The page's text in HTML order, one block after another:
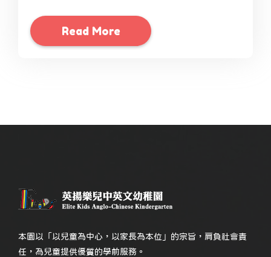
Read More
本園以「以兒童為中心，以家長為本位」的宗旨，肩負社會責
任，為兒童提供優質的學前服務。